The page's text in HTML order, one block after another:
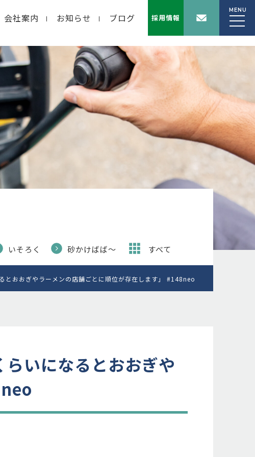
会社案内 お知らせ ブログ 採用情報
MENU
wp-
いそろく 砂かけばば〜 すべて
とおおぎやラーメンの店舗ごとに順位が存在します」 #148neo
いになるとおおぎや